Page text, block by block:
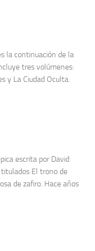
la continuación de la
tres volúmenes:
y La Ciudad Oculta.
escrita por David
El trono de
de zafiro. Hace años